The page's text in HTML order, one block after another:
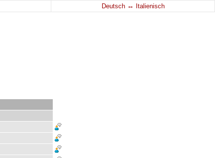
Deutsch ↔ Italienisch